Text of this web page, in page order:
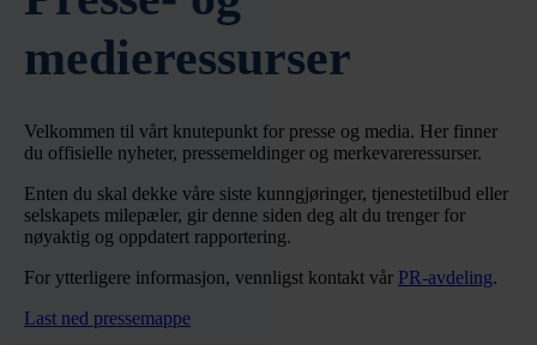
medieressurser
Velkommen til vårt knutepunkt for presse og media. Her finner
du offisielle nyheter, pressemeldinger og merkevareressurser.
Enten du skal dekke våre siste kunngjøringer, tjenestetilbud eller
selskapets milepæler, gir denne siden deg alt du trenger for
nøyaktig og oppdatert rapportering.
For ytterligere informasjon, vennligst kontakt vår PR-avdeling.
Last ned pressemappe